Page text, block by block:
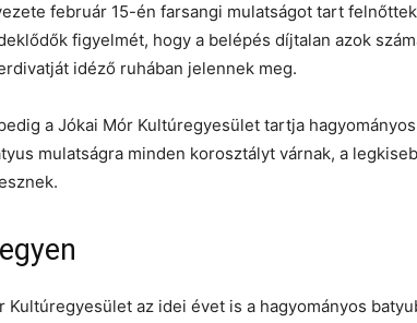
február 15-én farsangi mulatságot tart
figyelmét, hogy a belépés díjtalan azok
idéző ruhában jelennek meg.
a Jókai Mór Kultúregyesület tartja hagyományos
mulatságra minden korosztályt várnak, a
Kultúregyesület az idei évet is a hagyományos